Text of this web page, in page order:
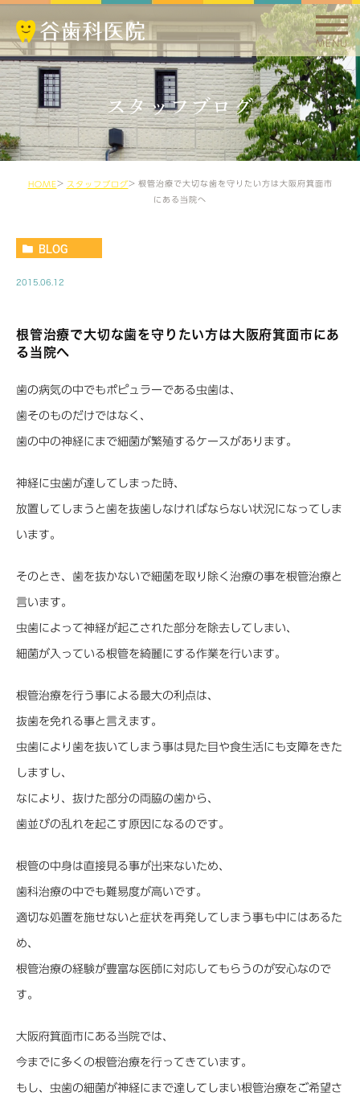
MENU
スタッフブログ
HOME スタッフブログ
根管治療で大切な歯を守りたい方は大阪府箕面市
にある当院へ
BLOG
2015.06.12
根管治療で大切な歯を守りたい方は大阪府箕面市にあ
る当院へ
歯の病気の中でもポピュラーである虫歯は、
歯そのものだけではなく、
歯の中の神経にまで細菌が繁殖するケースがあります。
神経に虫歯が達してしまった時、
放置してしまうと歯を抜歯しなければならない状況になってしま
います。
そのとき、歯を抜かないで細菌を取り除く治療の事を根管治療と
言います。
虫歯によって神経が起こされた部分を除去してしまい、
細菌が入っている根管を綺麗にする作業を行います。
根管治療を行う事による最大の利点は、
抜歯を免れる事と言えます。
虫歯により歯を抜いてしまう事は見た目や食生活にも支障をきた
しますし、
なにより、抜けた部分の両脇の歯から、
歯並びの乱れを起こす原因になるのです。
根管の中身は直接見る事が出来ないため、
歯科治療の中でも難易度が高いです。
適切な処置を施せないと症状を再発してしまう事も中にはあるた
め、
根管治療の経験が豊富な医師に対応してもらうのが安心なので
す。
大阪府箕面市にある当院では、
今までに多くの根管治療を行ってきています。
もし、虫歯の細菌が神経にまで達してしまい根管治療をご希望さ